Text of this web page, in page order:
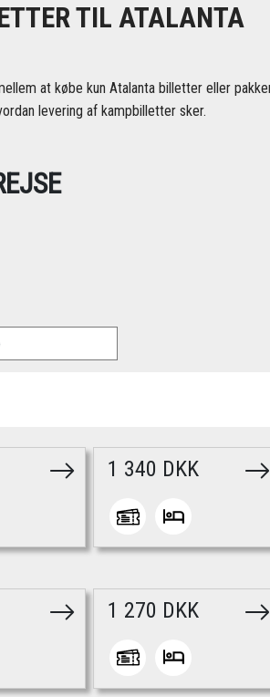
TIL ATALANTA
at købe kun Atalanta billetter eller
levering af kampbilletter sker.